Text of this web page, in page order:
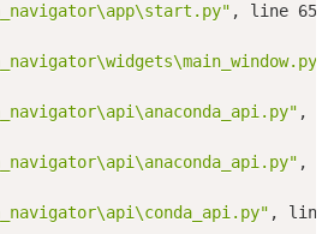
, line 65,
,
,
, line